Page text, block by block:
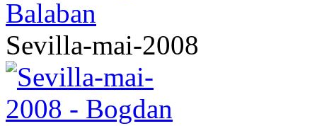
Sevilla-mai-2008